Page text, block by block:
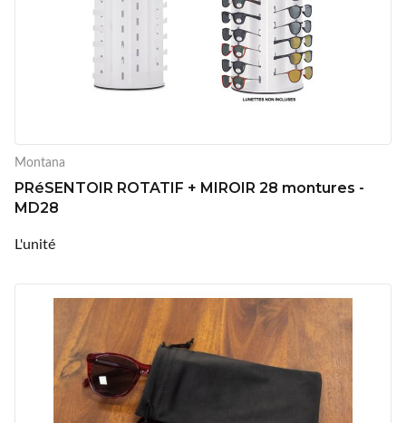
Montana
PRéSENTOIR ROTATIF + MIROIR 28 montures -
MD28
L'unité